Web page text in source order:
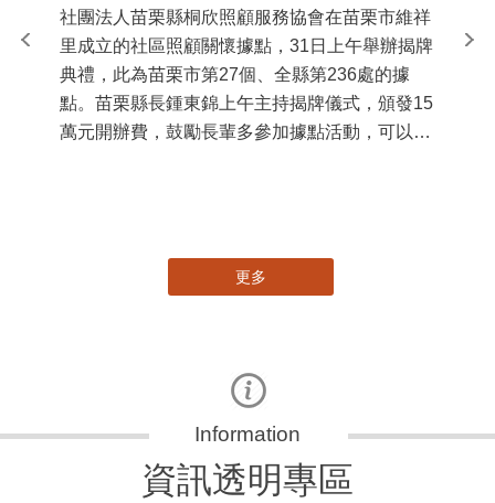
社團法人苗栗縣桐欣照顧服務協會在苗栗市維祥
里成立的社區照顧關懷據點，31日上午舉辦揭牌
典禮，此為苗栗市第27個、全縣第236處的據
點。苗栗縣長鍾東錦上午主持揭牌儀式，頒發15
萬元開辦費，鼓勵長輩多參加據點活動，可以更
苗
更多
資訊透明專區